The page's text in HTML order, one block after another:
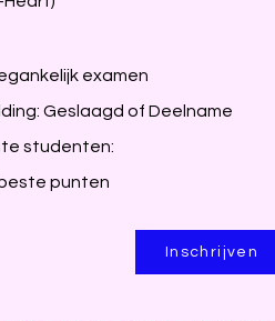
examen
Geslaagd of Deelname
studenten:
punten
Inschrijven